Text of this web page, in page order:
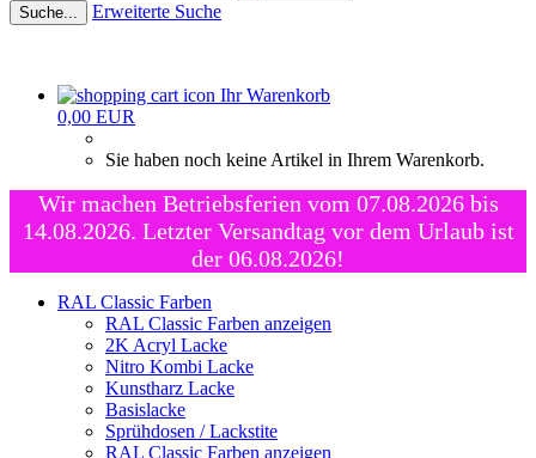
Suche... Erweiterte Suche
Ihr Warenkorb
0,00 EUR
Sie haben noch keine Artikel in Ihrem Warenkorb.
Wir machen Betriebsferien vom 07.08.2026 bis
14.08.2026. Letzter Versandtag vor dem Urlaub ist
der 06.08.2026!
RAL Classic Farben
RAL Classic Farben anzeigen
2K Acryl Lacke
Nitro Kombi Lacke
Kunstharz Lacke
Basislacke
Sprühdosen / Lackstite
RAL Classic Farben anzeigen